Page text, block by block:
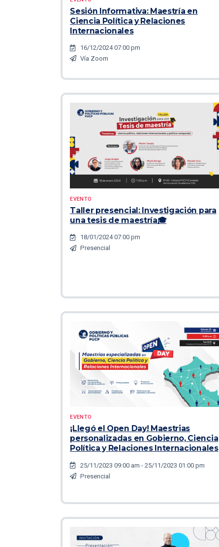
Sesión Informativa: Maestría en
Ciencia Política y Relaciones
Internacionales
16/12/2024 07:00 pm
Vía Zoom
EVENTO
Taller presencial: Investigación para
una tesis de maestría🎓
18/01/2024 07:00 pm
Presencial
EVENTO
¡Llegó el Open Day! Maestrias
personalizadas en Gobierno, Ciencia
Política y Relaciones Internacionales
25/11/2023 09:00 am - 25/11/2023 01:00 pm
Presencial